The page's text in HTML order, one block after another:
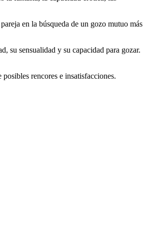
en la búsqueda de un gozo mutuo más
su sensualidad y su capacidad para gozar.
rencores e insatisfacciones.